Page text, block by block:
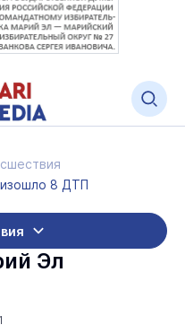
8 ДТП
Эл